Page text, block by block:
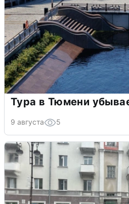
Тура в Тюмени
9 августа 5